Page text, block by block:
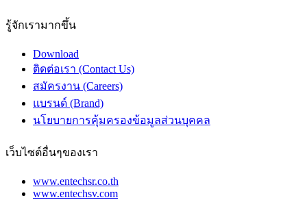
รู้จักเรามากขึ้น
Download
ติดต่อเรา (Contact Us)
สมัครงาน (Careers)
แบรนด์ (Brand)
นโยบายการคุ้มครองข้อมูลส่วนบุคคล
เว็บไซต์อื่นๆของเรา
www.entechsr.co.th
www.entechsv.com